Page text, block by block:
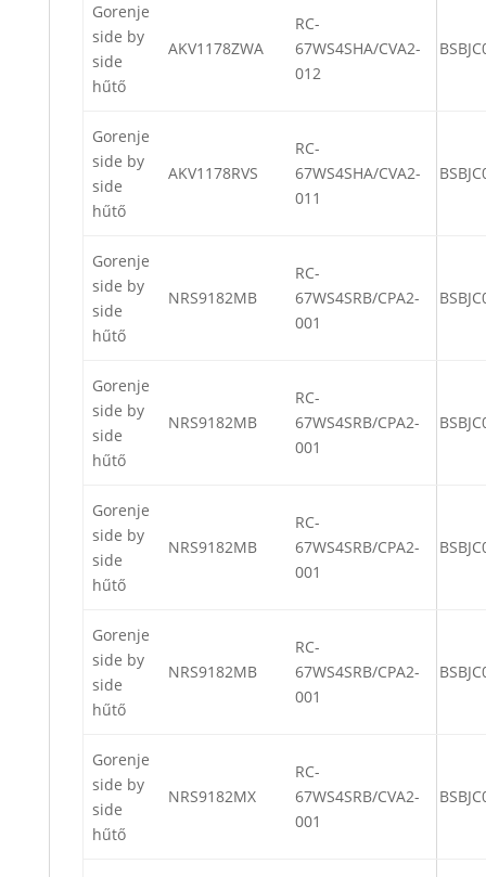
Gorenje
side by
side
hűtő
AKV1178ZWA
RC-
67WS4SHA/CVA2-
012
Gorenje
side by
side
hűtő
AKV1178RVS
RC-
67WS4SHA/CVA2-
011
Gorenje
side by
side
hűtő
NRS9182MB
RC-
67WS4SRB/CPA2-
001
Gorenje
side by
side
hűtő
NRS9182MB
RC-
67WS4SRB/CPA2-
001
Gorenje
side by
side
hűtő
NRS9182MB
RC-
67WS4SRB/CPA2-
001
Gorenje
side by
side
hűtő
NRS9182MB
RC-
67WS4SRB/CPA2-
001
Gorenje
side by
side
hűtő
NRS9182MX
RC-
67WS4SRB/CVA2-
001